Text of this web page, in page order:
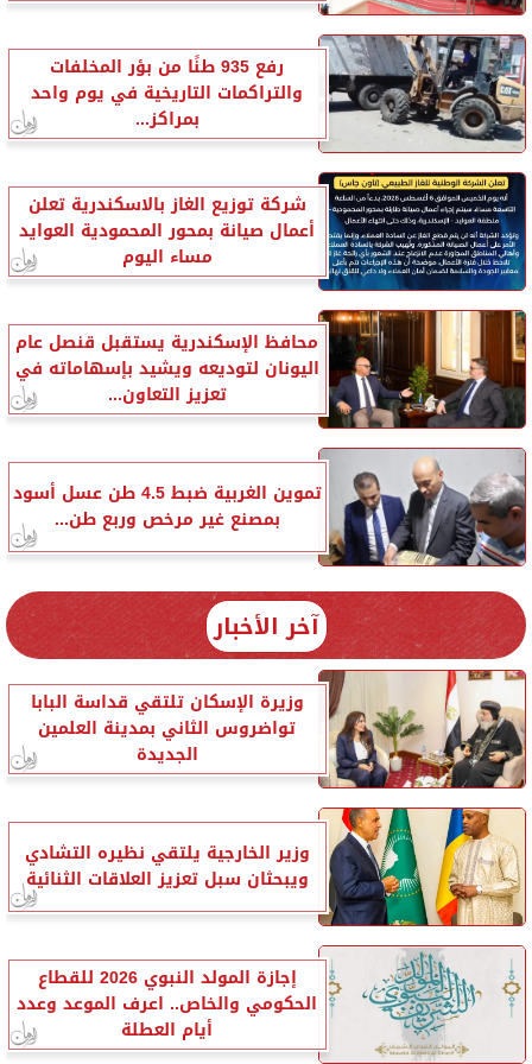
رفع 935 طنًا من بؤر المخلفات
والتراكمات التاريخية في يوم واحد
بمراكز...
شركة توزيع الغاز بالاسكندرية تعلن
أعمال صيانة بمحور المحمودية العوايد
مساء اليوم
محافظ الإسكندرية يستقبل قنصل عام
اليونان لتوديعه ويشيد بإسهاماته في
تعزيز التعاون...
تموين الغربية ضبط 4.5 طن عسل أسود
بمصنع غير مرخص وربع طن...
آخر الأخبار
وزيرة الإسكان تلتقي قداسة البابا
تواضروس الثاني بمدينة العلمين
الجديدة
وزير الخارجية يلتقي نظيره التشادي
ويبحثان سبل تعزيز العلاقات الثنائية
إجازة المولد النبوي 2026 للقطاع
الحكومي والخاص.. اعرف الموعد وعدد
أيام العطلة